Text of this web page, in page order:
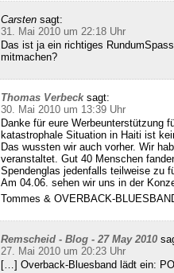
Carsten sagt:
31. Mai 2010 um 22:18 Uhr
Das ist ja ein richtiges
mitmachen?
Thomas Verbeck sagt:
30. Mai 2010 um 13:39 Uhr
Danke für eure Werbeunterstützung
katastrophale Situation in Haiti ist
Das wussten wir auch vorher. Wir
veranstaltet. Gut 40 Menschen
Spendenglas jedenfalls teilweise zu
Am 04.06. sehen wir uns in der
Tommes & OVERBACK-
Remscheid - Blog - 27 May 2010
27. Mai 2010 um 20:23 Uhr
[…] Overback-Bluesband lädt ein: